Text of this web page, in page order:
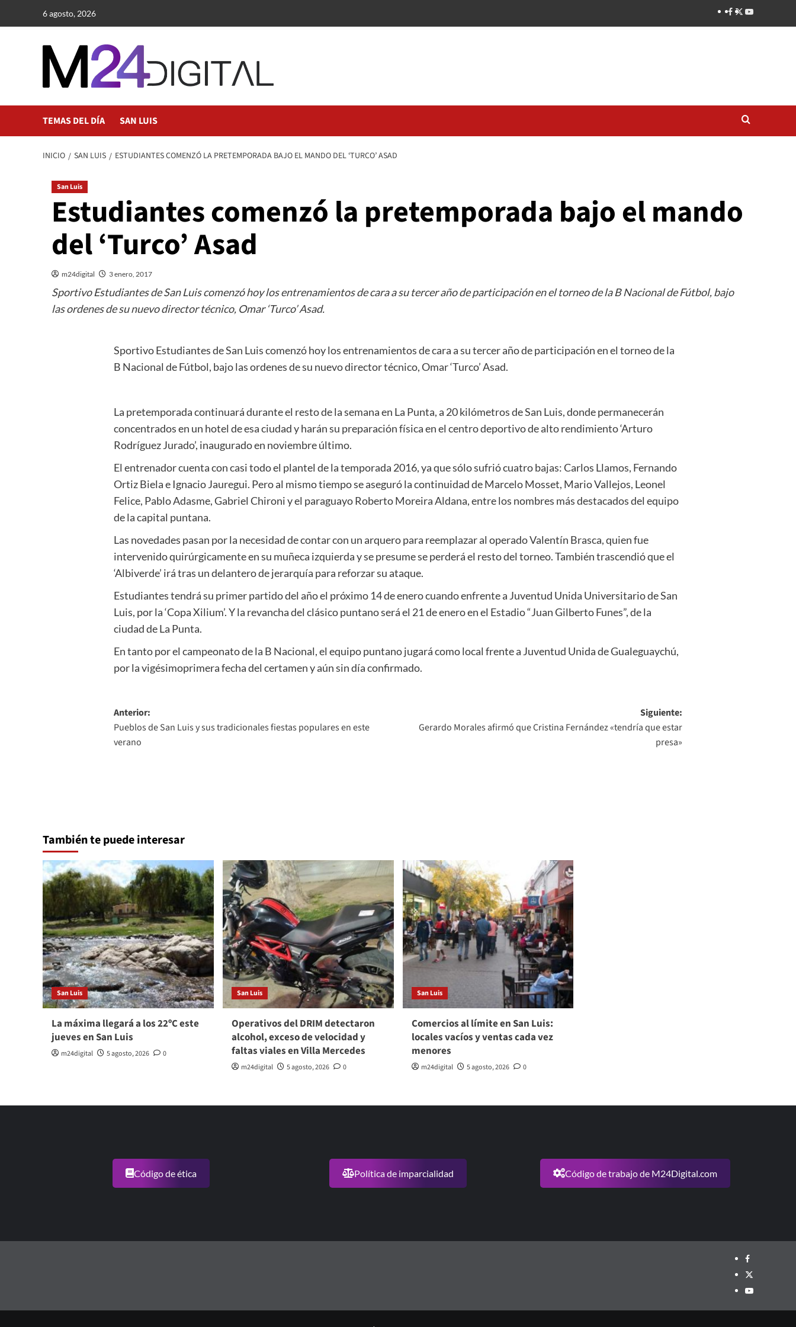
6 agosto, 2026
TEMAS DEL DÍA SAN LUIS
INICIO SAN LUIS ESTUDIANTES COMENZÓ LA PRETEMPORADA BAJO EL MANDO DEL ‘TURCO’ ASAD
San Luis
Estudiantes comenzó la pretemporada bajo el mando
del ‘Turco’ Asad
m24digital 3 enero, 2017
Sportivo Estudiantes de San Luis comenzó hoy los entrenamientos de cara a su tercer año de participación en el torneo de la B Nacional de Fútbol, bajo
las ordenes de su nuevo director técnico, Omar ‘Turco’ Asad.
Sportivo Estudiantes de San Luis comenzó hoy los entrenamientos de cara a su tercer año de participación en el torneo de la
B Nacional de Fútbol, bajo las ordenes de su nuevo director técnico, Omar ‘Turco’ Asad.
La pretemporada continuará durante el resto de la semana en La Punta, a 20 kilómetros de San Luis, donde permanecerán
concentrados en un hotel de esa ciudad y harán su preparación física en el centro deportivo de alto rendimiento ‘Arturo
Rodríguez Jurado’, inaugurado en noviembre último.
El entrenador cuenta con casi todo el plantel de la temporada 2016, ya que sólo sufrió cuatro bajas: Carlos Llamos, Fernando
Ortiz Biela e Ignacio Jauregui. Pero al mismo tiempo se aseguró la continuidad de Marcelo Mosset, Mario Vallejos, Leonel
Felice, Pablo Adasme, Gabriel Chironi y el paraguayo Roberto Moreira Aldana, entre los nombres más destacados del equipo
de la capital puntana.
Las novedades pasan por la necesidad de contar con un arquero para reemplazar al operado Valentín Brasca, quien fue
intervenido quirúrgicamente en su muñeca izquierda y se presume se perderá el resto del torneo. También trascendió que el
‘Albiverde’ irá tras un delantero de jerarquía para reforzar su ataque.
Estudiantes tendrá su primer partido del año el próximo 14 de enero cuando enfrente a Juventud Unida Universitario de San
Luis, por la ‘Copa Xilium’. Y la revancha del clásico puntano será el 21 de enero en el Estadio “Juan Gilberto Funes”, de la
ciudad de La Punta.
En tanto por el campeonato de la B Nacional, el equipo puntano jugará como local frente a Juventud Unida de Gualeguaychú,
por la vigésimoprimera fecha del certamen y aún sin día confirmado.
Navegación
de
entradas
Anterior:
Pueblos de San Luis y sus tradicionales fiestas populares en este
verano
Siguiente:
Gerardo Morales afirmó que Cristina Fernández «tendría que estar
presa»
También te puede interesar
San Luis
La máxima llegará a los 22ºC este
jueves en San Luis
m24digital 5 agosto, 2026 0
San Luis
Operativos del DRIM detectaron
alcohol, exceso de velocidad y
faltas viales en Villa Mercedes
m24digital 5 agosto, 2026 0
San Luis
Comercios al límite en San Luis:
locales vacíos y ventas cada vez
menores
m24digital 5 agosto, 2026 0
Código de ética Política de imparcialidad Código de trabajo de M24Digital.com